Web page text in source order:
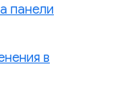
панели
в